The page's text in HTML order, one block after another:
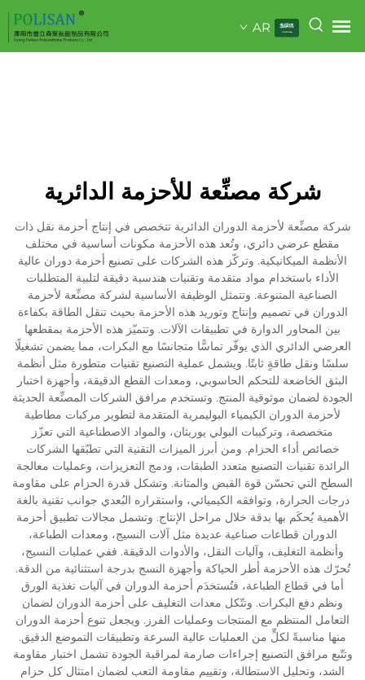
AR
شركة مصنِّعة للأحزمة الدائرية
شركة مصنِّعة لأحزمة الدوران الدائرية تتخصص في إنتاج أحزمة نقل ذات
مقطع عرضي دائري، وتُعد هذه الأحزمة مكونات أساسية في مختلف
الأنظمة الميكانيكية. وتركّز هذه الشركات على تصنيع أحزمة دوران عالية
الأداء باستخدام مواد متقدمة وتقنيات هندسية دقيقة لتلبية المتطلبات
الصناعية المتنوعة. وتتمثل الوظيفة الأساسية لشركة مصنِّعة لأحزمة
الدوران في تصميم وإنتاج وتوريد هذه الأحزمة بحيث تنقل الطاقة بكفاءة
بين المحاور الدوارة في تطبيقات الآلات. وتتميّز هذه الأحزمة بمقطعها
العرضي الدائري الذي يوفّر تماسًّا متجانسًا مع البكرات، مما يضمن تشغيلًا
سلسًا ونقل طاقةٍ ثابتًا. ويشمل عملية التصنيع تقنيات متطورة مثل أنظمة
البثق الخاضعة للتحكم الحاسوبي، ومعدات القطع الدقيقة، وأجهزة اختبار
الجودة لضمان موثوقية المنتج. وتستخدم مرافق الشركات المصنِّعة الحديثة
لأحزمة الدوران الكيمياء البوليمرية المتقدمة لتطوير مركبات مطاطية
متخصصة، وتركيبات البولي يوريثان، والمواد الاصطناعية التي تعزّز
خصائص أداء الحزام. ومن أبرز الميزات التقنية التي تطبّقها الشركات
الرائدة تقنيات التصنيع متعدد الطبقات، ودمج التعزيزات، وعمليات معالجة
السطح التي تحسّن قوة القبض والمتانة. وتشكل قدرة الحزام على مقاومة
درجات الحرارة، وتوافقه الكيميائي، واستقراره البُعدي جوانب تقنية بالغة
الأهمية يُحكَم بها بدقة خلال مراحل الإنتاج. وتشمل مجالات تطبيق أحزمة
الدوران قطاعات صناعية عديدة مثل آلات النسيج، ومعدات الطباعة،
وأنظمة التغليف، وآليات النقل، والأدوات الدقيقة. ففي عمليات النسيج،
تُحرّك هذه الأحزمة أطر الحياكة وأجهزة النسج بدرجة استثنائية من الدقة.
أما في قطاع الطباعة، فتُستخدَم أحزمة الدوران في آليات تغذية الورق
ونظم دفع البكرات. وتتّكل معدات التغليف على أحزمة الدوران لضمان
التعامل المنتظم مع المنتجات وعمليات الفرز. ويجعل تنوع أحزمة الدوران
منها مناسبةً لكلٍّ من العمليات عالية السرعة وتطبيقات التموضع الدقيق.
وتتّبع مرافق التصنيع إجراءات صارمة لمراقبة الجودة تشمل اختبار مقاومة
الشد، وتحليل الاستطالة، وتقييم مقاومة التعب لضمان امتثال كل حزام